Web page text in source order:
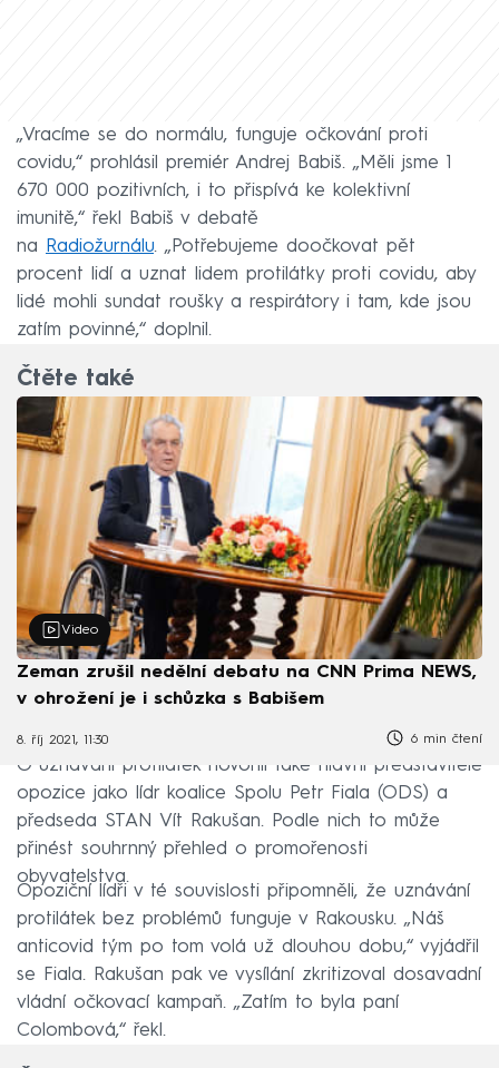
„Vracíme se do normálu, funguje očkování proti
covidu,“ prohlásil premiér Andrej Babiš. „Měli jsme 1
670 000 pozitivních, i to přispívá ke kolektivní
imunitě,“ řekl Babiš v debatě
na
Radiožurnálu. „Potřebujeme doočkovat pět
procent lidí a uznat lidem protilátky proti covidu, aby
lidé mohli sundat roušky a respirátory i tam, kde jsou
zatím povinné,“ doplnil.
Čtěte také
Video
Zeman zrušil nedělní debatu na CNN Prima NEWS,
v ohrožení je i schůzka s Babišem
8. říj 2021, 11:30 6 min čtení
O uznávání protilátek hovořili také hlavní představitelé
opozice jako lídr koalice Spolu Petr Fiala (ODS) a
předseda STAN Vít Rakušan. Podle nich to může
přinést souhrnný přehled o promořenosti
obyvatelstva.
Opoziční lídři v té souvislosti připomněli, že uznávání
protilátek bez problémů funguje v Rakousku. „Náš
anticovid tým po tom volá už dlouhou dobu,“ vyjádřil
se Fiala. Rakušan pak ve vysílání zkritizoval dosavadní
vládní očkovací kampaň. „Zatím to byla paní
Colombová,“ řekl.